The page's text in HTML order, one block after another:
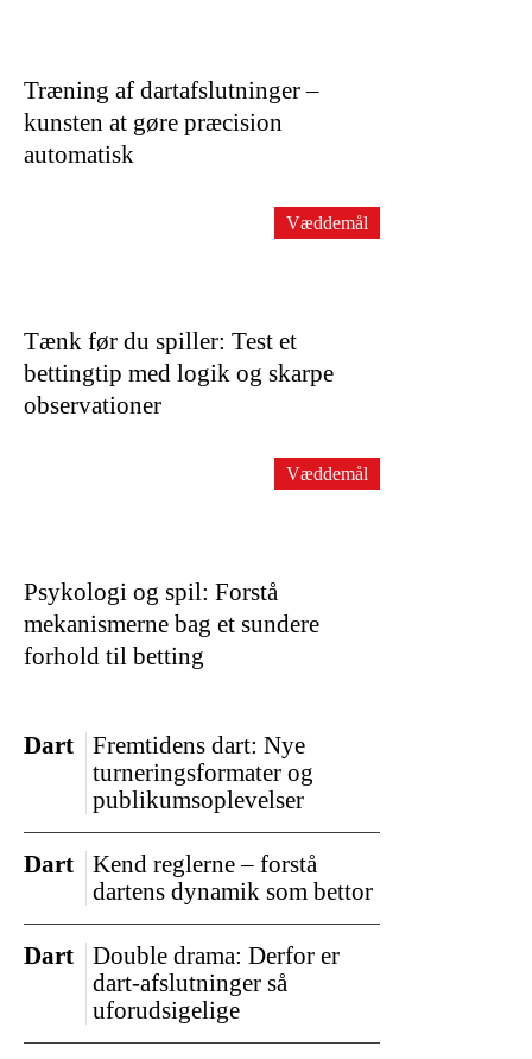
Træning af dartafslutninger –
kunsten at gøre præcision
automatisk
Tænk før du spiller: Test et
bettingtip med logik og skarpe
observationer
Væddemål
Psykologi og spil: Forstå
mekanismerne bag et sundere
forhold til betting
Væddemål
Fremtidens dart: Nye
turneringsformater og
publikumsoplevelser
Dart
Kend reglerne – forstå
dartens dynamik som bettor
Dart
Double drama: Derfor er
dart-afslutninger så
uforudsigelige
Dart